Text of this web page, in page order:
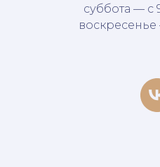
суббота — с